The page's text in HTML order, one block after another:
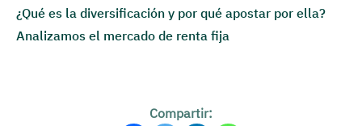
¿Qué es la diversificación y por qué apostar por ella?
Analizamos el mercado de renta fija
Compartir: